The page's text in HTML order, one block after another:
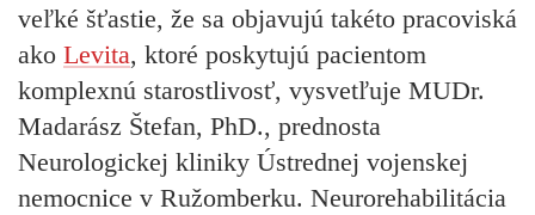
veľké šťastie, že sa objavujú takéto pracoviská
ako Levita, ktoré poskytujú pacientom
komplexnú starostlivosť, vysvetľuje MUDr.
Madarász Štefan, PhD., prednosta
Neurologickej kliniky Ústrednej vojenskej
nemocnice v Ružomberku. Neurorehabilitácia